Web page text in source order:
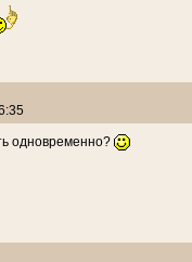
одновременно?